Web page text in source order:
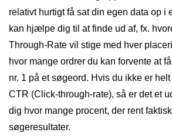
relativt hurtigt få sat din egen data op i
kan hjælpe dig til at finde ud af, fx.
Through-Rate vil stige med hver
hvor mange ordrer du kan forvente at
nr. 1 på et søgeord. Hvis du ikke er
CTR (Click-through-rate), så er det et
dig hvor mange procent, der rent
søgeresultater.